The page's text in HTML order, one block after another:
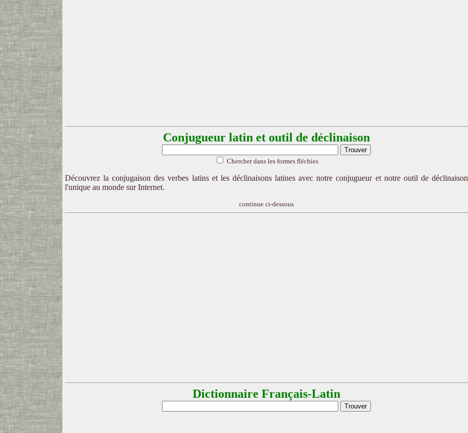
Conjugueur latin et outil de déclinaison
Chercher dans les formes fléchies
Découvrez la conjugaison des verbes latins et les déclinaisons latines avec notre conjugueur et notre outil de déclinaison
l'unique au monde sur Internet.
continue ci-dessous
Dictionnaire Français-Latin